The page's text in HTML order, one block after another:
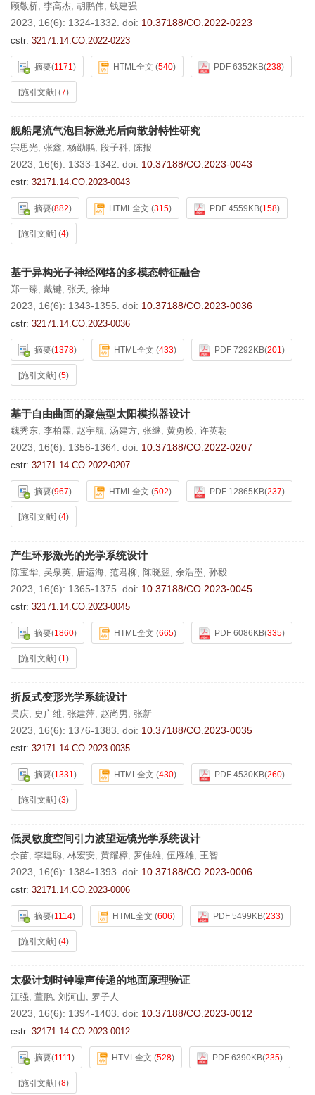
顾敬桥, 李高杰, 胡鹏伟, 钱建强
2023, 16(6): 1324-1332. doi: 10.37188/CO.2022-0223
cstr: 32171.14.CO.2022-0223
摘要(1171) HTML全文 (540) PDF 6352KB(238)
[施引文献] (7)
舰船尾流气泡目标激光后向散射特性研究
宗思光, 张鑫, 杨劭鹏, 段子科, 陈报
2023, 16(6): 1333-1342. doi: 10.37188/CO.2023-0043
cstr: 32171.14.CO.2023-0043
摘要(882) HTML全文 (315) PDF 4559KB(158)
[施引文献] (4)
基于异构光子神经网络的多模态特征融合
郑一臻, 戴键, 张天, 徐坤
2023, 16(6): 1343-1355. doi: 10.37188/CO.2023-0036
cstr: 32171.14.CO.2023-0036
摘要(1378) HTML全文 (433) PDF 7292KB(201)
[施引文献] (5)
基于自由曲面的聚焦型太阳模拟器设计
魏秀东, 李柏霖, 赵宇航, 汤建方, 张继, 黄勇焕, 许英朝
2023, 16(6): 1356-1364. doi: 10.37188/CO.2022-0207
cstr: 32171.14.CO.2022-0207
摘要(967) HTML全文 (502) PDF 12865KB(237)
[施引文献] (4)
产生环形激光的光学系统设计
陈宝华, 吴泉英, 唐运海, 范君柳, 陈晓翌, 余浩墨, 孙毅
2023, 16(6): 1365-1375. doi: 10.37188/CO.2023-0045
cstr: 32171.14.CO.2023-0045
摘要(1860) HTML全文 (665) PDF 6086KB(335)
[施引文献] (1)
折反式变形光学系统设计
吴庆, 史广维, 张建萍, 赵尚男 , 张新
2023, 16(6): 1376-1383. doi: 10.37188/CO.2023-0035
cstr: 32171.14.CO.2023-0035
摘要(1331) HTML全文 (430) PDF 4530KB(260)
[施引文献] (3)
低灵敏度空间引力波望远镜光学系统设计
余苗, 李建聪, 林宏安, 黄耀樟, 罗佳雄, 伍雁雄, 王智
2023, 16(6): 1384-1393. doi: 10.37188/CO.2023-0006
cstr: 32171.14.CO.2023-0006
摘要(1114) HTML全文 (606) PDF 5499KB(233)
[施引文献] (4)
太极计划时钟噪声传递的地面原理验证
江强, 董鹏, 刘河山, 罗子人
2023, 16(6): 1394-1403. doi: 10.37188/CO.2023-0012
cstr: 32171.14.CO.2023-0012
摘要(1111) HTML全文 (528) PDF 6390KB(235)
[施引文献] (8)